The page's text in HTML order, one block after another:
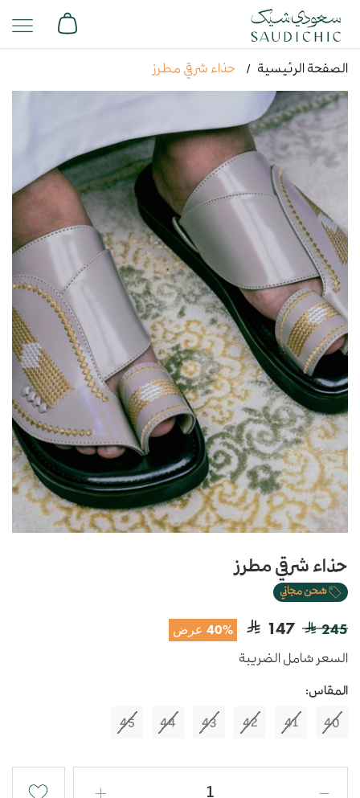
الصفحة الرئيسية حذاء شرقي مطرز
حذاء شرقي مطرز
شحن مجاني
245
147 40% عرض
السعر شامل الضريبة
المقاس:
40
41
42
43
44
45